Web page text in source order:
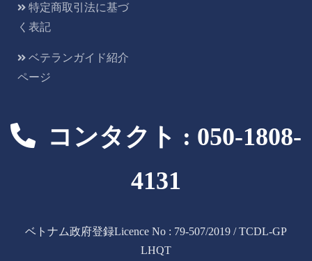
特定商取引法に基づ
く表記
ベテランガイド紹介
ページ
コンタクト : 050-1808-
4131
ベトナム政府登録Licence No : 79-507/2019 / TCDL-GP
LHQT